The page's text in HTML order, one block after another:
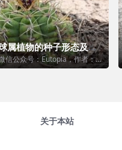
属植物的种子形态及野
信公众号：Eutopia，作者：杨
Volker Sc...
关于本站